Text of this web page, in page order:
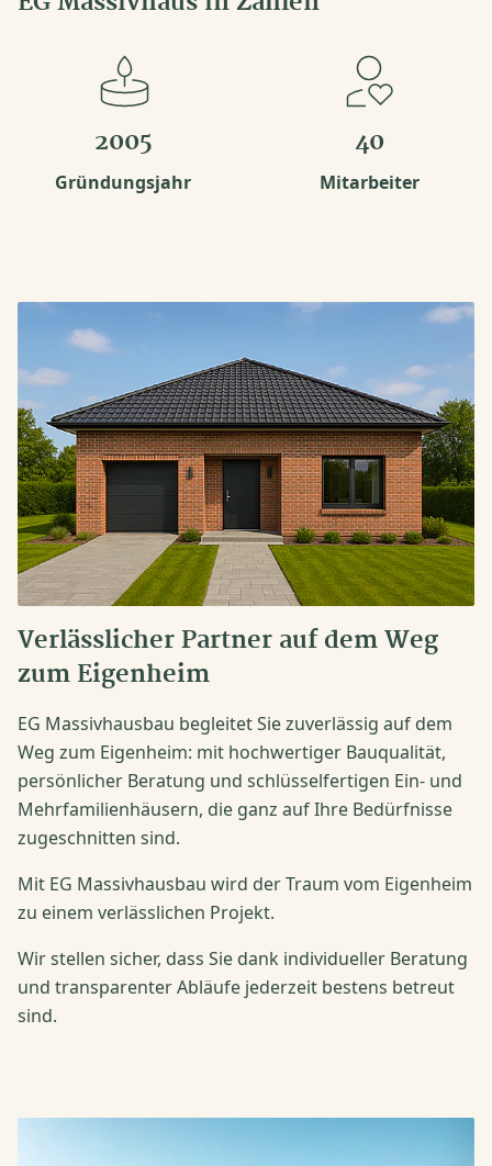
2005
Gründungsjahr
40
Mitarbeiter
Verlässlicher Partner auf dem Weg
zum Eigenheim
EG Massivhausbau begleitet Sie zuverlässig auf dem
Weg zum Eigenheim: mit hochwertiger Bauqualität,
persönlicher Beratung und schlüsselfertigen Ein- und
Mehrfamilienhäusern, die ganz auf Ihre Bedürfnisse
zugeschnitten sind.
Mit EG Massivhausbau wird der Traum vom Eigenheim
zu einem verlässlichen Projekt.
Wir stellen sicher, dass Sie dank individueller Beratung
und transparenter Abläufe jederzeit bestens betreut
sind.